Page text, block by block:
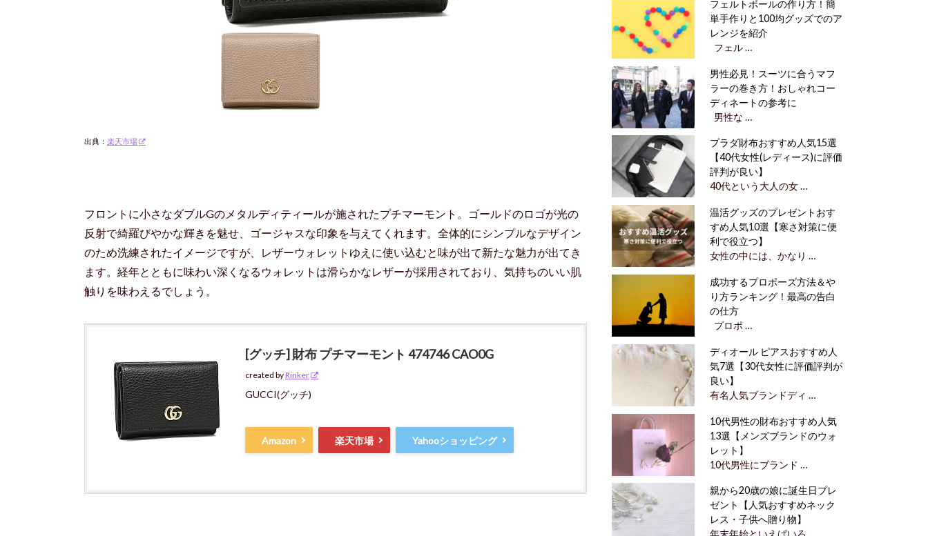
出典： 楽天市場
フロントに小さなダブルGのメタルディティールが施されたプチマーモント。ゴールドのロゴが光の
反射で綺羅びやかな輝きを魅せ、ゴージャスな印象を与えてくれます。全体的にシンプルなデザイン
のため洗練されたイメージですが、レザーウォレットゆえに使い込むと味が出て新たな魅力が出てき
ます。経年とともに味わい深くなるウォレットは滑らかなレザーが採用されており、気持ちのいい肌
触りを味わえるでしょう。
[グッチ] 財布 プチマーモント 474746 CAO0G
created by Rinker
GUCCI(グッチ)
Amazon 楽天市場 Yahooショッピング
フェルトボールの作り方！簡
単手作りと100均グッズでのア
レンジを紹介
フェル …
男性必見！スーツに合うマフ
ラーの巻き方！おしゃれコー
ディネートの参考に
男性な …
プラダ財布おすすめ人気15選
【40代女性(レディース)に評価
評判が良い】
40代という大人の女 …
温活グッズのプレゼントおす
すめ人気10選【寒さ対策に便
利で役立つ】
女性の中には、かなり …
成功するプロポーズ方法＆や
り方ランキング！最高の告白
の仕方
プロポ …
ディオール ピアスおすすめ人
気7選【30代女性に評価評判が
良い】
有名人気ブランドディ …
10代男性の財布おすすめ人気
13選【メンズブランドのウォ
レット】
10代男性にブランド …
親から20歳の娘に誕生日プレ
ゼント【人気おすすめネック
レス・子供へ贈り物】